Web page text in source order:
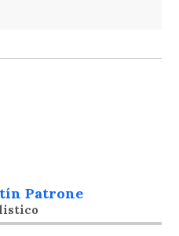
Patrone